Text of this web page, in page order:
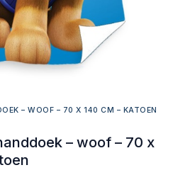
– WOOF – 70 X 140 CM – KATOEN
– woof – 70 x